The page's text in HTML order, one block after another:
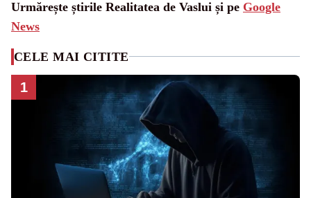
Urmărește știrile Realitatea de Vaslui și pe Google
News
CELE MAI CITITE
1